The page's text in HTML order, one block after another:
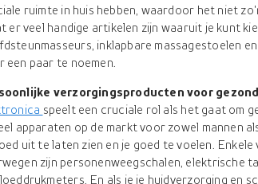
ruimte in huis hebben, waardoor het niet
er veel handige artikelen zijn waaruit je kunt
inklapbare massagestoelen
een paar te noemen.
verzorgingsproducten voor
speelt een cruciale rol als het gaat om
apparaten op de markt voor zowel mannen
uit te laten zien en je goed te voelen.
zijn personenweegschalen, elektrische
En als je je huidverzorging en